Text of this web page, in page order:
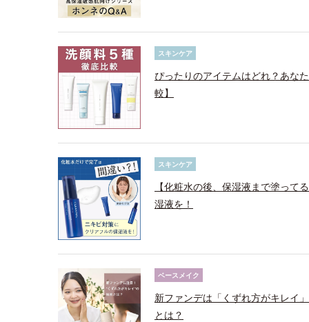
スキンケア
ぴったりのアイテムはどれ？あな
較】
スキンケア
【化粧水の後、保湿液まで塗って
湿液を！
ベースメイク
新ファンデは「くずれ方がキレイ
とは？